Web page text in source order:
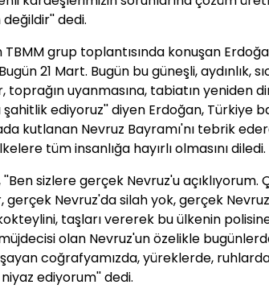
dedi.
TBMM grup toplantısında konuşan
21 Mart. Bugün bu güneşli, aydınlık,
toprağın uyanmasına, tabiatın yeniden
ediyoruz'' diyen Erdoğan, Türkiye
kutlanan Nevruz Bayramı'nı tebrik
tüm insanlığa hayırlı olmasını diledi.
''Ben sizlere gerçek Nevruz'u açıklıyorum.
gerçek Nevruz'da silah yok, gerçek
taşları vererek bu ülkenin
olan Nevruz'un özelikle
coğrafyamızda, yüreklerde,
niyaz ediyorum'' dedi.